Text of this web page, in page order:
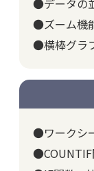
●データの
●ズーム機
●横棒グラ
●ワークシ
●COUNTIF